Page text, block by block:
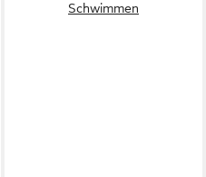
Schwimmen